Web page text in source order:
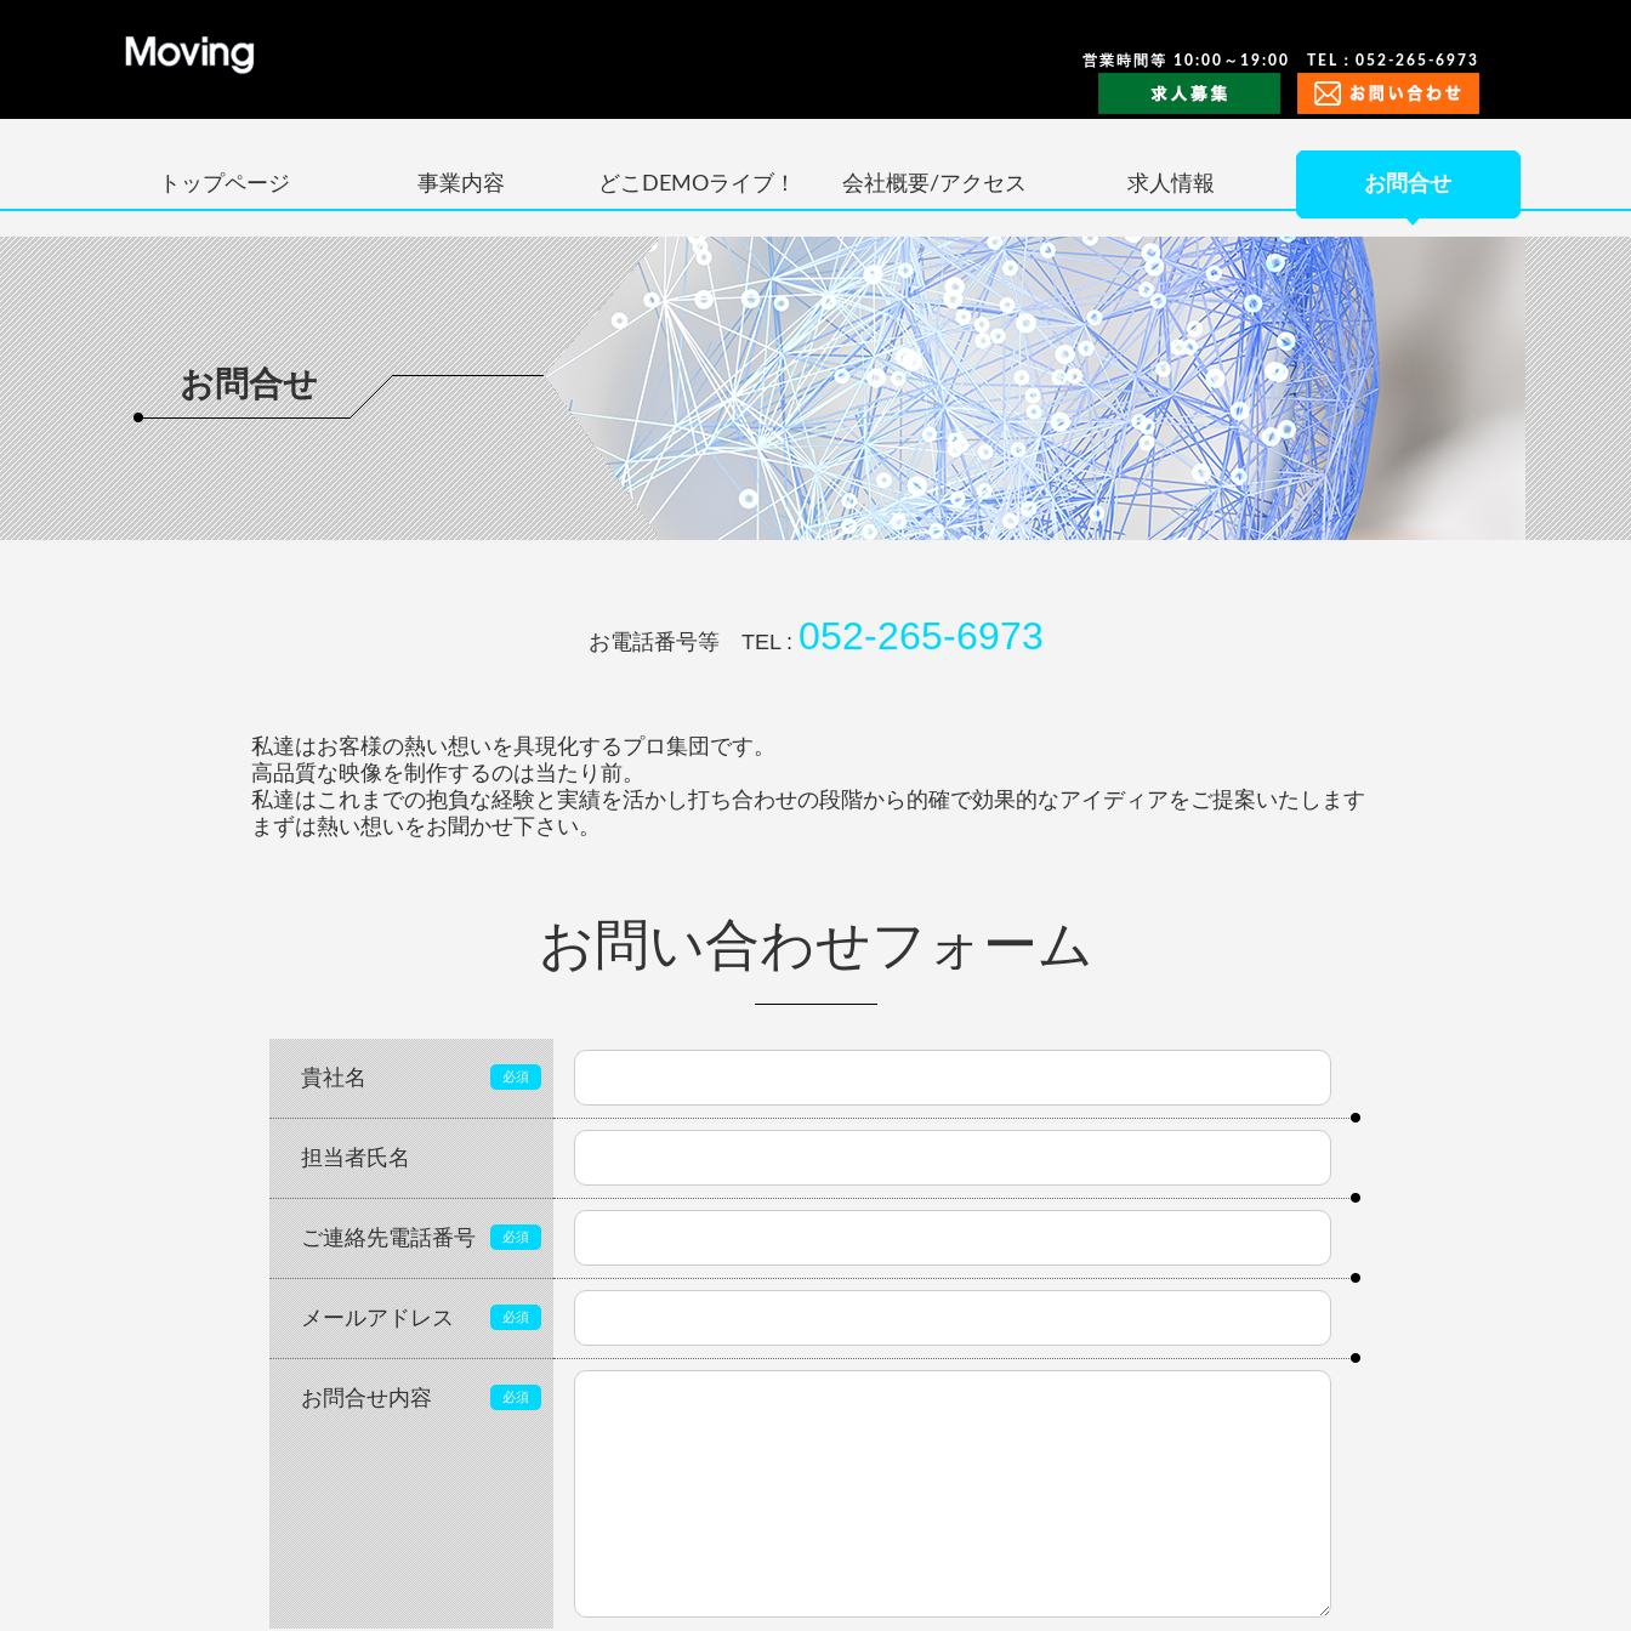
営業時間等 10:00～19:00 TEL：052-265-6973
トップページ 事業内容 どこDEMOライブ！ 会社概要/アクセス 求人情報 お問合せ
お問合せ
お電話番号等 TEL : 052-265-6973
私達はお客様の熱い想いを具現化するプロ集団です。
高品質な映像を制作するのは当たり前。
私達はこれまでの抱負な経験と実績を活かし打ち合わせの段階から的確で効果的なアイディアをご提案いたします
まずは熱い想いをお聞かせ下さい。
お問い合わせフォーム
貴社名 必須
担当者氏名
ご連絡先電話番号 必須
メールアドレス 必須
お問合せ内容 必須